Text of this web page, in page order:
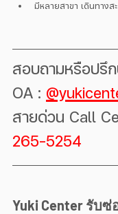
มีหลายสาขา เดินทางส
สอบถามหรือปรึ
OA :
สายด่วน Call
265-5254
Yuki Center รับซ่